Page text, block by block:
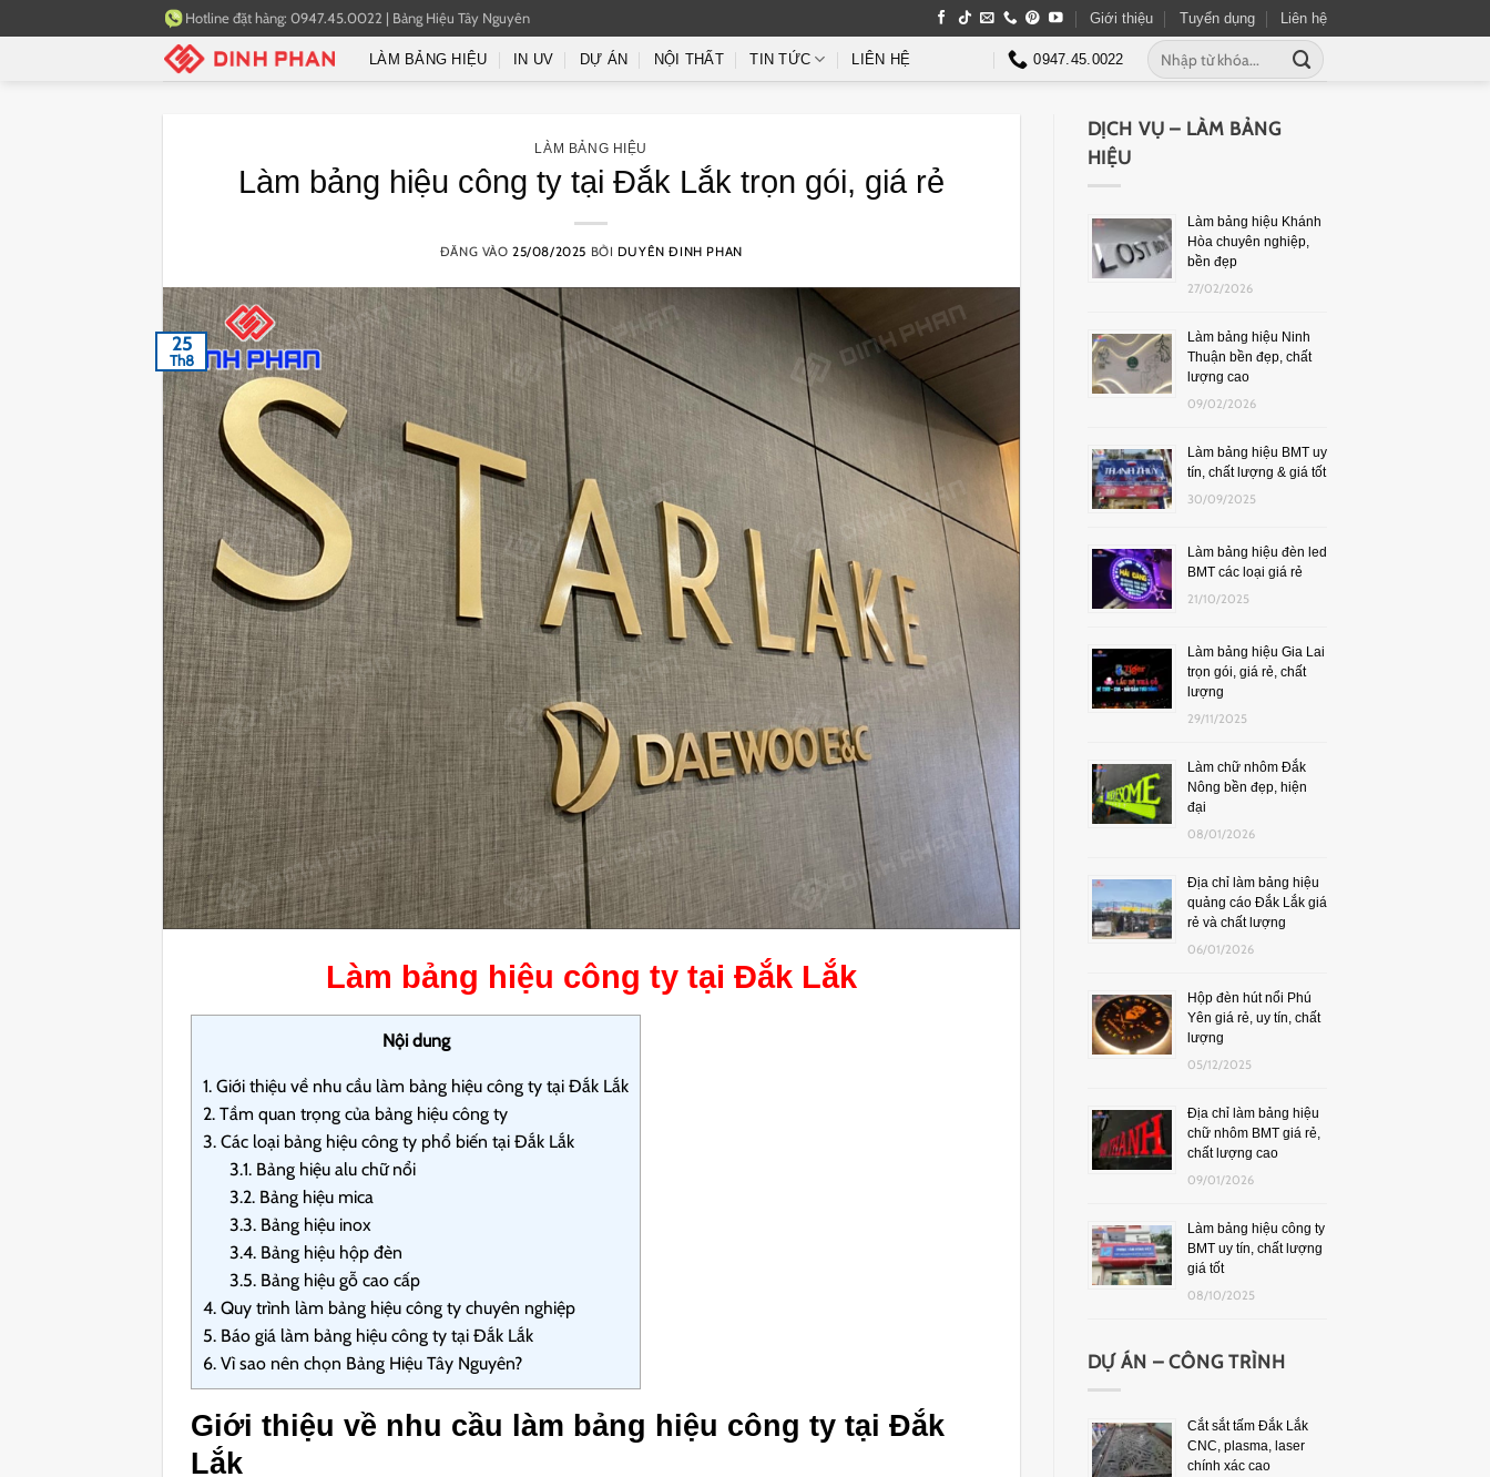
qua
Hotline đặt hàng: 0947.45.0022 | Bảng Hiệu Tây Nguyên Giới thiệu Tuyển dụng Liên hệ
LÀM BẢNG HIỆU IN UV DỰ ÁN NỘI THẤT TIN TỨC LIÊN HỆ 0947.45.0022
LÀM BẢNG HIỆU
Làm bảng hiệu công ty tại Đắk Lắk trọn gói, giá rẻ
ĐĂNG VÀO25/08/2025 BỞI DUYÊN ĐINH PHAN
25
Th8
Làm bảng hiệu công ty tại Đắk Lắk
Nội dung
1. Giới thiệu về nhu cầu làm bảng hiệu công ty tại Đắk Lắk
2. Tầm quan trọng của bảng hiệu công ty
3. Các loại bảng hiệu công ty phổ biến tại Đắk Lắk
3.1. Bảng hiệu alu chữ nổi
3.2. Bảng hiệu mica
3.3. Bảng hiệu inox
3.4. Bảng hiệu hộp đèn
3.5. Bảng hiệu gỗ cao cấp
4. Quy trình làm bảng hiệu công ty chuyên nghiệp
5. Báo giá làm bảng hiệu công ty tại Đắk Lắk
6. Vì sao nên chọn Bảng Hiệu Tây Nguyên?
Giới thiệu về nhu cầu làm bảng hiệu công ty tại Đắk
Lắk
DỊCH VỤ – LÀM BẢNG
HIỆU
Làm bảng hiệu Khánh
Hòa chuyên nghiệp,
bền đẹp
27/02/2026
Làm bảng hiệu Ninh
Thuận bền đẹp, chất
lượng cao
09/02/2026
Làm bảng hiệu BMT uy
tín, chất lượng & giá tốt
30/09/2025
Làm bảng hiệu đèn led
BMT các loại giá rẻ
21/10/2025
Làm bảng hiệu Gia Lai
trọn gói, giá rẻ, chất
lượng
29/11/2025
Làm chữ nhôm Đắk
Nông bền đẹp, hiện
đại
08/01/2026
Địa chỉ làm bảng hiệu
quảng cáo Đắk Lắk giá
rẻ và chất lượng
06/01/2026
Hộp đèn hút nổi Phú
Yên giá rẻ, uy tín, chất
lượng
05/12/2025
Địa chỉ làm bảng hiệu
chữ nhôm BMT giá rẻ,
chất lượng cao
09/01/2026
Làm bảng hiệu công ty
BMT uy tín, chất lượng
giá tốt
08/10/2025
DỰ ÁN – CÔNG TRÌNH
Cắt sắt tấm Đắk Lắk
CNC, plasma, laser
chính xác cao